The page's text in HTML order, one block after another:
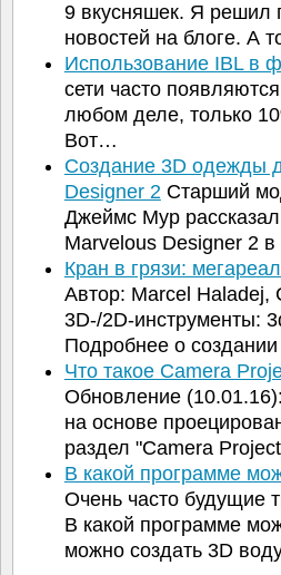
9 вкусняшек. Я решил
новостей на блоге. А
Использование IBL в
сети часто
любом деле, только
Вот…
Создание 3D одежды
Designer 2Старший
Джеймс Мур
Marvelous Designer 2
Кран в грязи:
Автор: Marcel Haladej,
3D-/2D-инструменты:
Подробнее о
Что такое Camera
Обновление
на основе
раздел "Camera
В какой программе
Очень часто будущие
В какой программе
можно создать 3D